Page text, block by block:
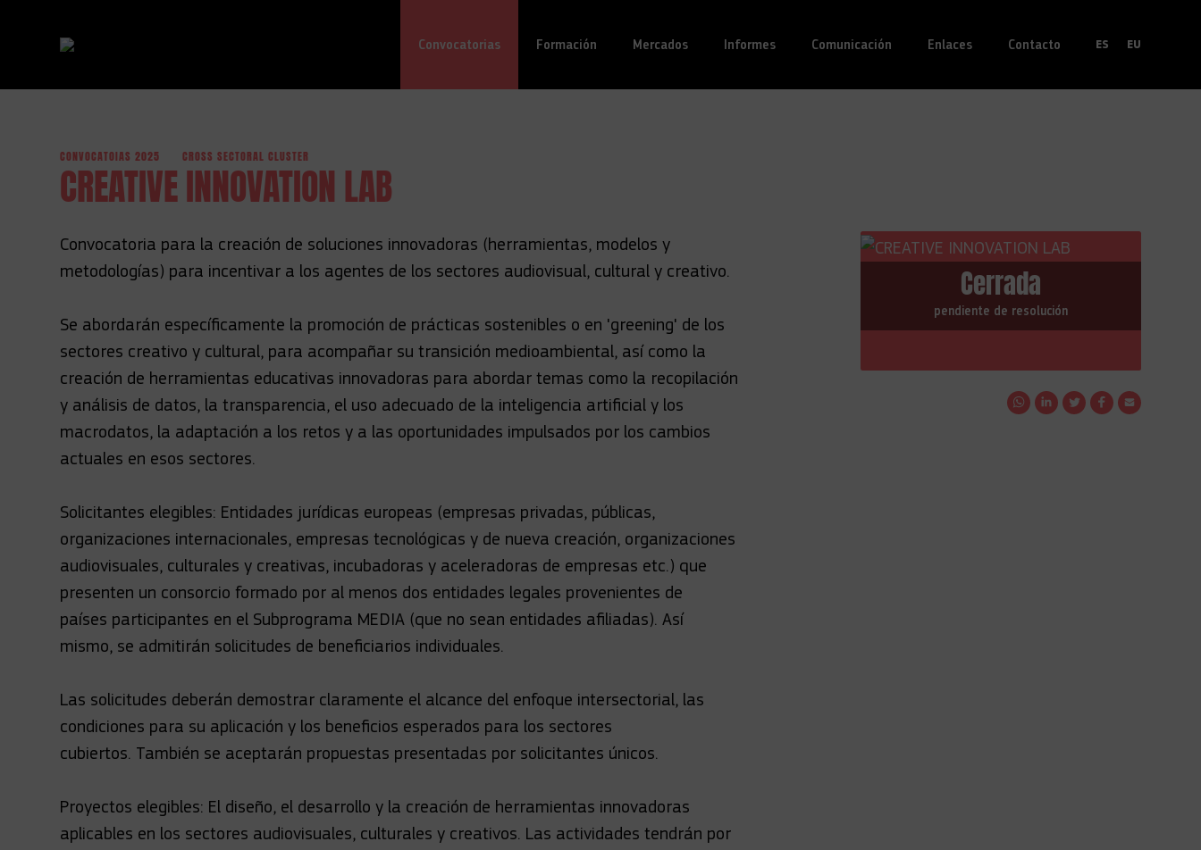
Ir directamente al contenido
ES EU
Convocatorias(actual)Formación Mercados Informes Comunicación Enlaces Contacto
CONVOCATOIAS 2025 CROSS SECTORAL CLUSTER
CREATIVE INNOVATION LAB
Cerrada
pendiente de resolución
Convocatoria para la creación de soluciones innovadoras (herramientas, modelos y
metodologías) para incentivar a los agentes de los sectores audiovisual, cultural y creativo.
Se abordarán específicamente la promoción de prácticas sostenibles o en 'greening' de los
sectores creativo y cultural, para acompañar su transición medioambiental, así como la
creación de herramientas educativas innovadoras para abordar temas como la recopilación
y análisis de datos, la transparencia, el uso adecuado de la inteligencia artificial y los
macrodatos, la adaptación a los retos y a las oportunidades impulsados por los cambios
actuales en esos sectores.
Solicitantes elegibles: Entidades jurídicas europeas (empresas privadas, públicas,
organizaciones internacionales, empresas tecnológicas y de nueva creación, organizaciones
audiovisuales, culturales y creativas, incubadoras y aceleradoras de empresas etc.) que
presenten un consorcio formado por al menos dos entidades legales provenientes de
países participantes en el Subprograma MEDIA (que no sean entidades afiliadas). Así
mismo, se admitirán solicitudes de beneficiarios individuales.
Las solicitudes deberán demostrar claramente el alcance del enfoque intersectorial, las
condiciones para su aplicación y los beneficios esperados para los sectores
cubiertos. También se aceptarán propuestas presentadas por solicitantes únicos.
Proyectos elegibles: El diseño, el desarrollo y la creación de herramientas innovadoras
aplicables en los sectores audiovisuales, culturales y creativos. Las actividades tendrán por